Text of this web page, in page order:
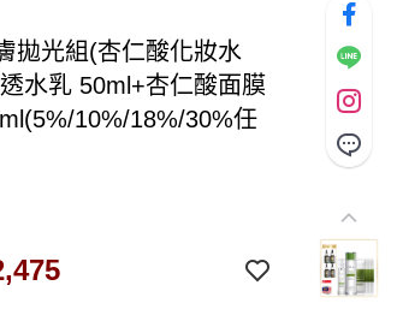
拋光組(杏仁酸化妝水
水乳 50ml+杏仁酸面膜
10%/18%/30%任